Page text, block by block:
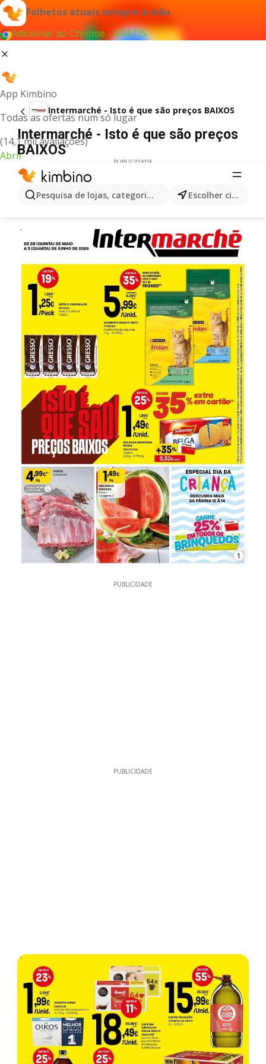
Folhetos atuais sempre à mão
Adicionar ao Chrome - GRÁTIS
App Kimbino
Todas as ofertas num só lugar
(14,1 mil avaliações)
Abrir
Pesquisa de lojas, categorias,produtos... Escolher cidade
Intermarché - Isto é que são preços BAIXOS
Intermarché - Isto é que são preços
BAIXOS
PUBLICIDADE
1
PUBLICIDADE
PUBLICIDADE